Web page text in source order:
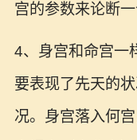
宫的参数来论断一
4、身宫和命宫一
要表现了先天的
况。身宫落入何